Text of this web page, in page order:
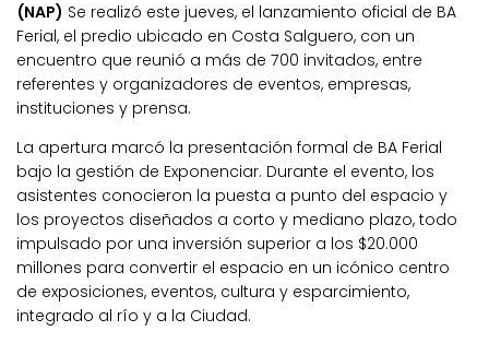
(NAP) Se realizó este jueves, el lanzamiento oficial de BA
Ferial, el predio ubicado en Costa Salguero, con un
encuentro que reunió a más de 700 invitados, entre
referentes y organizadores de eventos, empresas,
instituciones y prensa.
La apertura marcó la presentación formal de BA Ferial
bajo la gestión de Exponenciar. Durante el evento, los
asistentes conocieron la puesta a punto del espacio y
los proyectos diseñados a corto y mediano plazo, todo
impulsado por una inversión superior a los $20.000
millones para convertir el espacio en un icónico centro
de exposiciones, eventos, cultura y esparcimiento,
integrado al río y a la Ciudad.